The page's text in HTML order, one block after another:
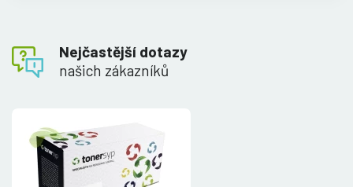
Nejčastější dotazy
našich zákazníků